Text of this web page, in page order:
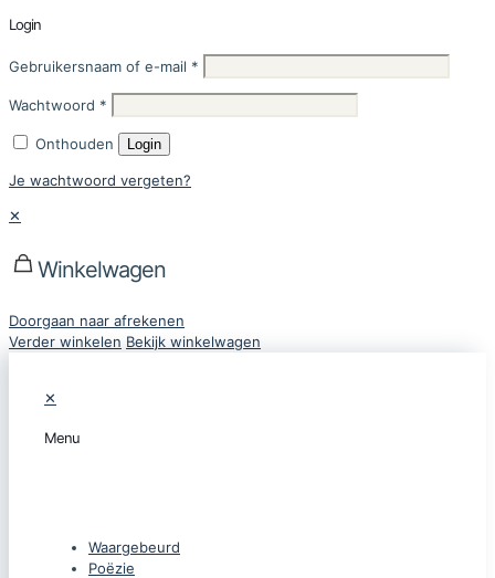
Login
Gebruikersnaam of e-mail *
Wachtwoord *
Onthouden Login
Je wachtwoord vergeten?
✕
Winkelwagen
Doorgaan naar afrekenen
Verder winkelen Bekijk winkelwagen
✕
Menu
Waargebeurd
Poëzie